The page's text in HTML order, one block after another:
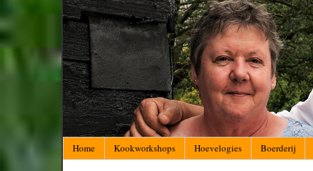
Home Kookworkshops Hoevelogies Boerderij